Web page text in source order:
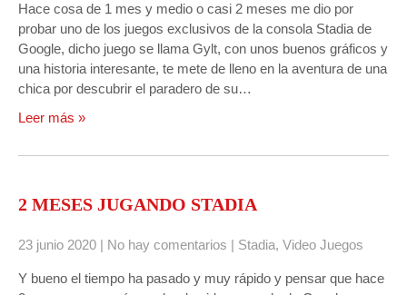
Hace cosa de 1 mes y medio o casi 2 meses me dio por
probar uno de los juegos exclusivos de la consola Stadia de
Google, dicho juego se llama Gylt, con unos buenos gráficos y
una historia interesante, te mete de lleno en la aventura de una
chica por descubrir el paradero de su…
Leer más »
2 MESES JUGANDO STADIA
23 junio 2020 | No hay comentarios | Stadia, Video Juegos
Y bueno el tiempo ha pasado y muy rápido y pensar que hace